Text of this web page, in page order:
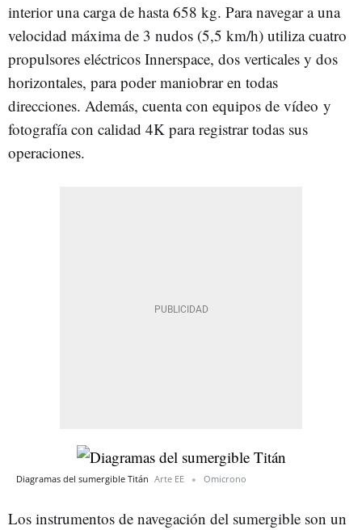
interior una carga de hasta 658 kg. Para navegar a una
velocidad máxima de 3 nudos (5,5 km/h) utiliza cuatro
propulsores eléctricos Innerspace, dos verticales y dos
horizontales, para poder maniobrar en todas
direcciones. Además, cuenta con equipos de vídeo y
fotografía con calidad 4K para registrar todas sus
operaciones.
Diagramas del sumergible Titán Arte EE Omicrono
Los instrumentos de navegación del sumergible son un